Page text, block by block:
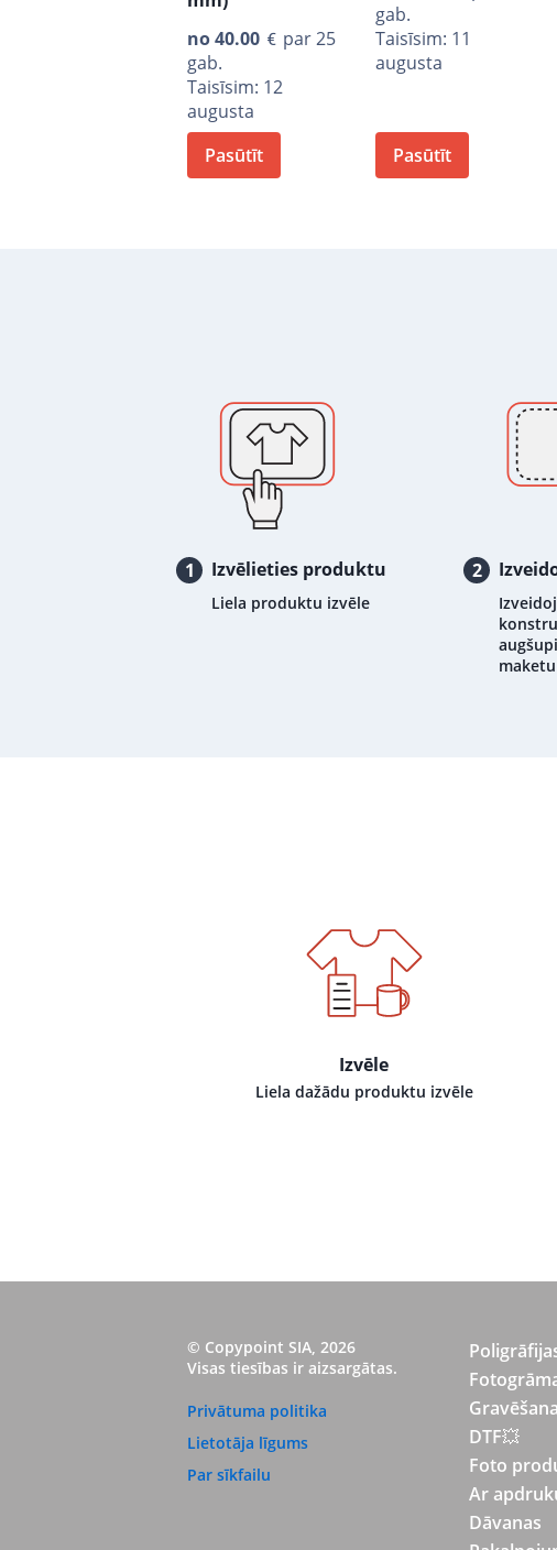
no40.00
par 25
gab.
Taisīsim: 12
augusta
Pasūtīt
gab.
Taisīsim: 11
augusta
Pasūtīt
1 Izvēlieties produktu
Liela produktu izvēle
2
maketu
Izvēle
Liela dažādu produktu izvēle
© Copypoint SIA, 2026
Visas tiesības ir aizsargātas.
Privātuma politika
Lietotāja līgums
Par sīkfailu
Gravēšana
DTF💥
Foto
Ar
Dāvanas